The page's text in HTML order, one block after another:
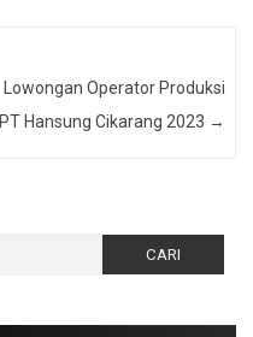
Lowongan Operator Produksi
PT Hansung Cikarang 2023 →